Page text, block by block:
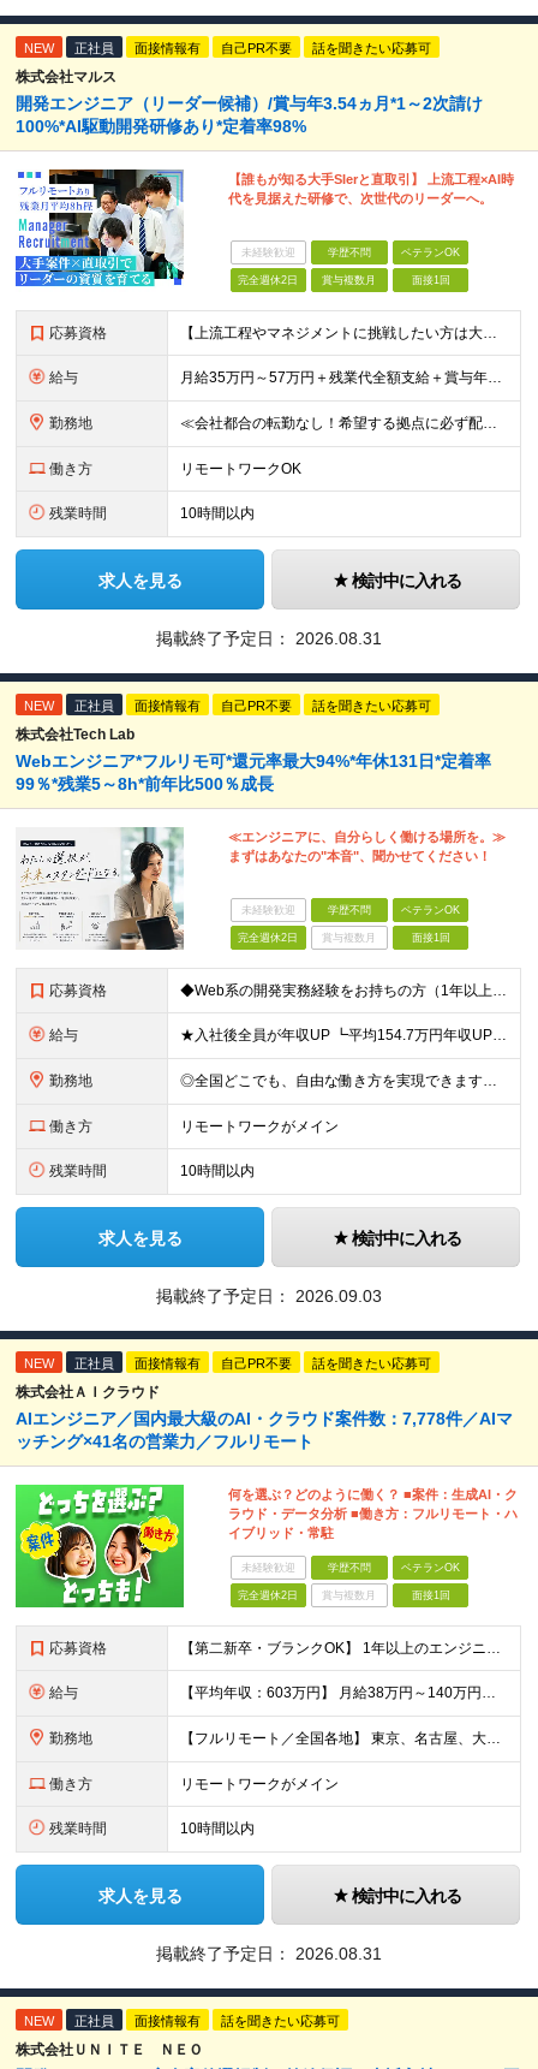
NEW 正社員 面接情報有 自己PR不要 話を聞きたい応募可
株式会社マルス
開発エンジニア（リーダー候補）/賞与年3.54ヵ月*1～2次請け
100%*AI駆動開発研修あり*定着率98%
【誰もが知る大手SIerと直取引】 上流工程×AI時
代を見据えた研修で、次世代のリーダーへ。
未経験歓迎 学歴不問 ベテランOK
完全週休2日 賞与複数月 面接1回
応募資格 【上流工程やマネジメントに挑戦したい方は大歓迎です！】 ★開発エンジニアとしての実務経験をお持ちの方 ★上記に加え、下記いずれかに該当する方 ・チームのリーダー／サブリーダーの経験をお持ちの方 ・教育
給与 月給35万円～57万円＋残業代全額支給＋賞与年3.45ヵ月(リーダー経験者) 月給32万円～43万円＋残業代全額支給＋賞与年3.45ヵ月(実務経験者) 入社時想定年収： 490万円～798万円(リー
勤務地 ≪会社都合の転勤なし！希望する拠点に必ず配属します。新潟Uターン・Iターン大歓迎！≫ 首都圏(東京、神奈川、千葉、埼玉)または新潟市、長岡市周辺のお客様先または各拠点での勤務となります。 ■東京支社
働き方 リモートワークOK
残業時間 10時間以内
求人を見る 検討中に入れる
掲載終了予定日： 2026.08.31
NEW 正社員 面接情報有 自己PR不要 話を聞きたい応募可
株式会社Tech Lab
Webエンジニア*フルリモ可*還元率最大94%*年休131日*定着率
99％*残業5～8h*前年比500％成長
≪エンジニアに、自分らしく働ける場所を。≫
まずはあなたの"本音"、聞かせてください！
未経験歓迎 学歴不問 ベテランOK
完全週休2日 賞与複数月 面接1回
応募資格 ◆Web系の開発実務経験をお持ちの方（1年以上） ◆学歴不問 ◆既卒・第二新卒OK ☆Tech Labの事業内容、ビジョンに共感できる⽅はぜひご応募ください！ ☆意欲重視の採用です！ 「経歴に自信が
給与 ★入社後全員が年収UP ┗平均154.7万円年収UP！ ┗最大380万円UPの実績もあり 月給35万円～100万円＋決算賞与＋各種手当 【 給与イメージ 】 ◆経験1年以上…月給35万円～＋決算賞
勤務地 ◎全国どこでも、自由な働き方を実現できます！ 全国のプロジェクト先やフルリモート環境での勤務も可能です。 ＼自由度の高い働き方、叶えます／ ・フルリモートで働きたい ・ハイブリットに働きたい ・家庭
働き方 リモートワークがメイン
残業時間 10時間以内
求人を見る 検討中に入れる
掲載終了予定日： 2026.09.03
NEW 正社員 面接情報有 自己PR不要 話を聞きたい応募可
株式会社ＡＩクラウド
AIエンジニア／国内最大級のAI・クラウド案件数：7,778件／AIマ
ッチング×41名の営業力／フルリモート
何を選ぶ？どのように働く？ ■案件：生成AI・ク
ラウド・データ分析 ■働き方：フルリモート・ハ
イブリッド・常駐
未経験歓迎 学歴不問 ベテランOK
完全週休2日 賞与複数月 面接1回
応募資格 【第二新卒・ブランクOK】 1年以上のエンジニア経験がある方(開発・インフラ・工程・言語一切不問） 文理・学歴不問 【三上さんの事例】 転職前 AWS案件を希望していましたが、資格や評価軸が不明確で
給与 【平均年収：603万円】 月給38万円～140万円＋諸手当（経験者） 【平均年収603万円】 ※案件の契約内容や昇給額などはすべて開示します。 ※経験や能力を考慮し決定します。 ※月給には固定残業
勤務地 【フルリモート／全国各地】 東京、名古屋、大阪、福岡を中心とした全国のプロジェクトにアサイン。 ※プロジェクトは完全選択制です。 ※フルリモート、ハイブリッド型、常駐案件から自由に選択可能です。 ※転
働き方 リモートワークがメイン
残業時間 10時間以内
求人を見る 検討中に入れる
掲載終了予定日： 2026.08.31
NEW 正社員 面接情報有 話を聞きたい応募可
株式会社ＵＮＩＴＥ ＮＥＯ